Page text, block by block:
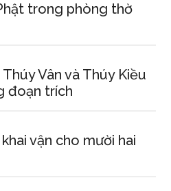
trong phòng thờ
Vân và Thúy Kiều
đoạn trích
vận cho mười hai